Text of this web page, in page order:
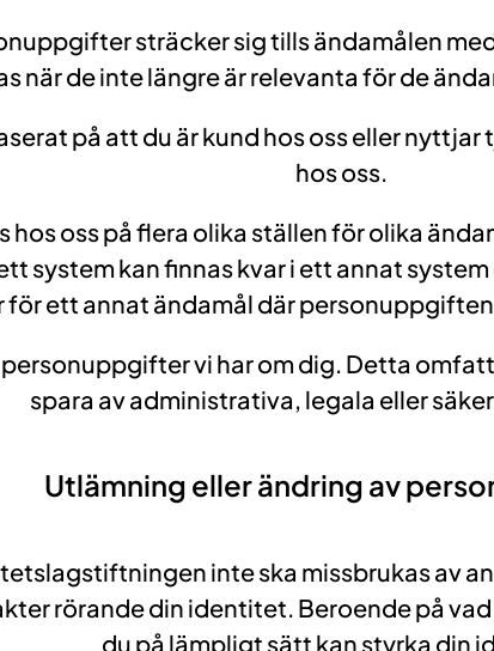
sträcker sig tills ändamålen
när de inte längre är relevanta för de
på att du är kund hos oss eller
hos oss.
oss på flera olika ställen för olika
system kan finnas kvar i ett annat
för ett annat ändamål där
vi har om dig. Detta
spara av administrativa, legala eller
Utlämning eller ändring av
inte ska missbrukas av
rörande din identitet. Beroende på
du på lämpligt sätt kan styrka din